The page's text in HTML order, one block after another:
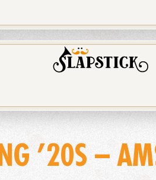
’20S –